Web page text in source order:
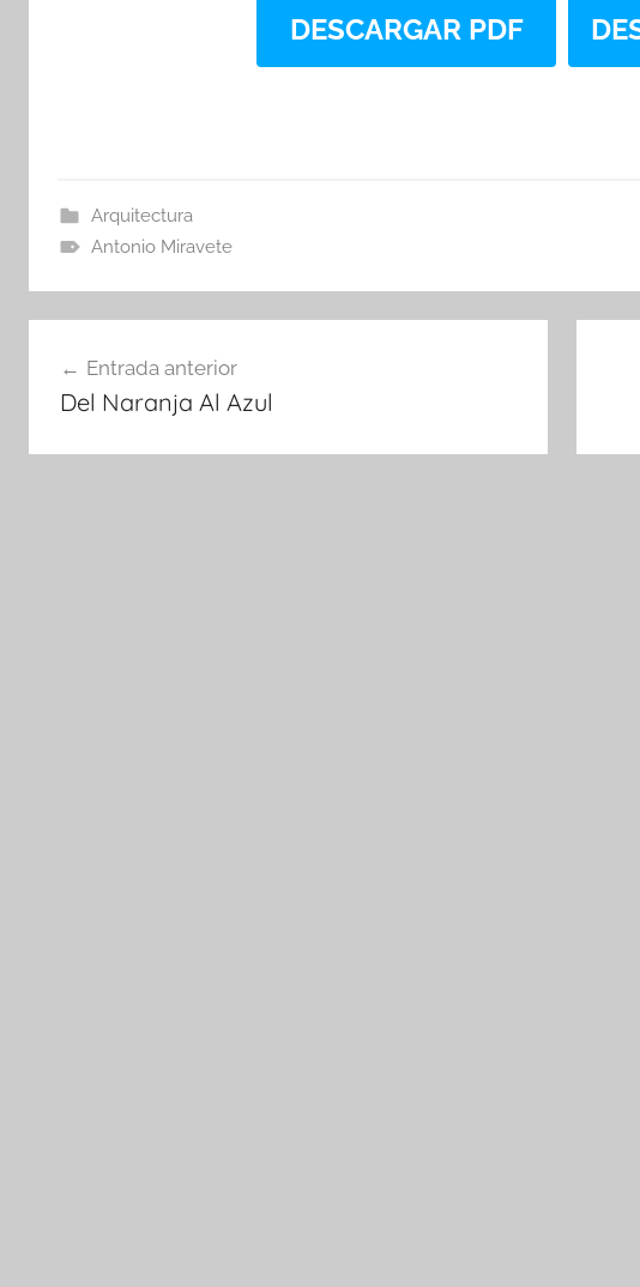
DESCARGAR PDF
Arquitectura
Antonio Miravete
de
Entrada anterior
Del Naranja Al Azul